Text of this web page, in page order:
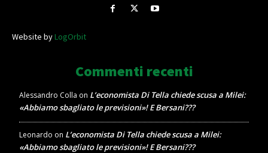
Website byLogOrbit
Commenti recenti
Alessandro Colla on L’economista Di Tella chiede scusa a Milei:
«Abbiamo sbagliato le previsioni»! E Bersani???
Leonardo on L’economista Di Tella chiede scusa a Milei:
«Abbiamo sbagliato le previsioni»! E Bersani???